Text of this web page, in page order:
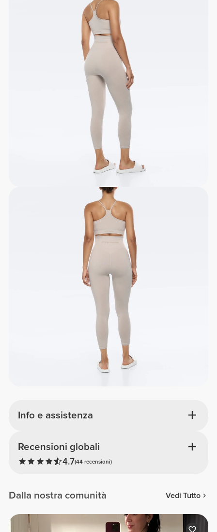
Info e assistenza
Recensioni globali
4.7(44 recensioni)
Dalla nostra comunità Vedi Tutto